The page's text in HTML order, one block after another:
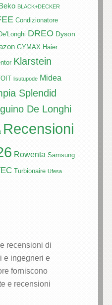
BLACK+DECKER
Condizionatore
DREO Dyson
GYMAX Haier
Klarstein
lisutupode Midea
Splendid
De Longhi
Recensioni
Rowenta Samsung
Turbionaire Ufesa
recensioni di
e ingegneri e
forniscono
e recensioni